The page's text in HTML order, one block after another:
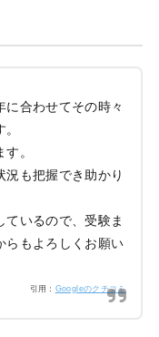
に合わせてその時々
。
も把握でき助かり
いるので、受験ま
らもよろしくお願い
引用： Googleのクチコミ